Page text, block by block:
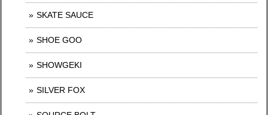
SKATE SAUCE
SHOE GOO
SHOWGEKI
SILVER FOX